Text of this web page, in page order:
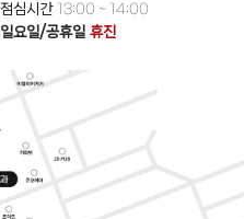
점심시간 13:00 ~ 14:00
일요일/공휴일 휴진